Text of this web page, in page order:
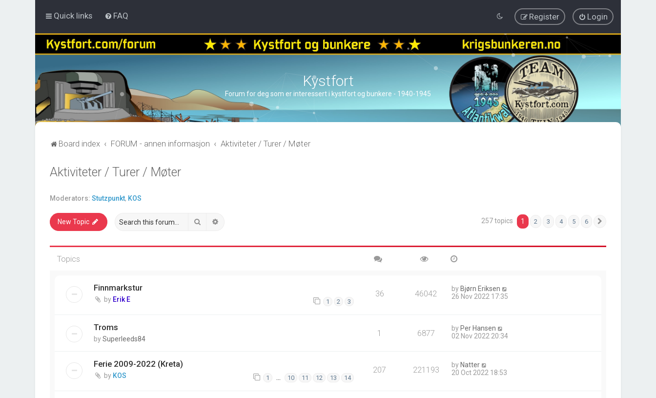
Quick links FAQ Login
Register
Kystfort
Forum for deg som er interessert i kystfort og bunkere - 1940-1945
Board index FORUM - annen informasjon Aktiviteter / Turer / Møter
Aktiviteter / Turer / Møter
Moderators: Stutzpunkt, KOS
New Topic Search 257 topics 1 2 3 4 5 6
Topics
Finnmarkstur
by Erik E 1 2 3
36 46042 by Bjørn Eriksen
26 Nov 2022 17:35
Troms
bySuperleeds84
1 6877 by Per Hansen
02 Nov 2022 20:34
Ferie 2009-2022 (Kreta)
by KOS 1 … 10 11 12 13 14
207 221193 by Natter
20 Oct 2022 18:53